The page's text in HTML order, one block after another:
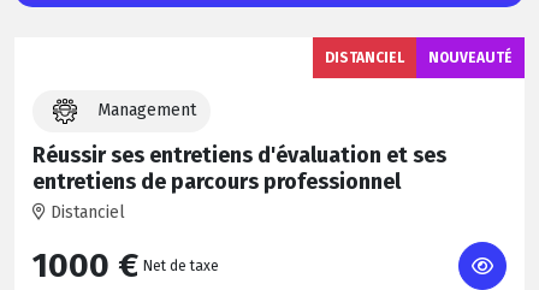
DISTANCIEL NOUVEAUTÉ
Management
Réussir ses entretiens d'évaluation et ses
entretiens de parcours professionnel
Distanciel
1000 € Net de taxe